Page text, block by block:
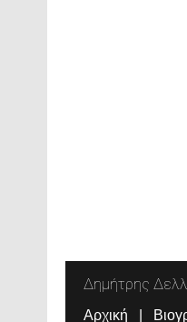
Δημήτρης
Αρχική